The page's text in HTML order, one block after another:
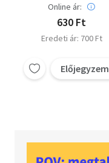
Online ár:
630 Ft
Eredeti ár: 700 Ft
Előjegyzem